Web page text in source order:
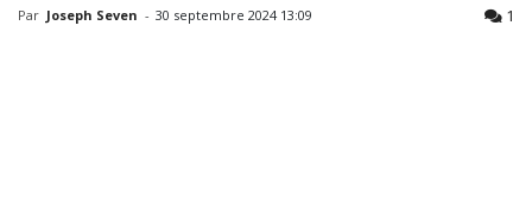
Par Joseph Seven - 30 septembre 2024 13:09 1